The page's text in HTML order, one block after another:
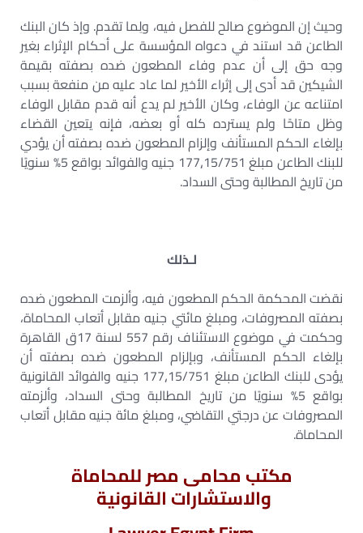
وحيث إن الموضوع صالح للفصل فيه، ولِما تقدم. وإذ كان البنك
الطاعن قد استند في دعواه المؤسسة على أحكام الإثراء بغير
وجه حق إلى أن عدم وفاء المطعون ضده بصفته بقيمة
الشيكين قد أدى إلى إثراء الأخير لما عاد عليه من منفعة بسبب
امتناعه عن الوفاء، وكان الأخير لم يدع أنه قدم مقابل الوفاء
وظل متاحًا ولم يسترده كله أو بعضه، فإنه يتعين القضاء
بإلغاء الحكم المستأنف وإلزام المطعون ضده بصفته أن يؤدي
للبنك الطاعن مبلغ 15/751‚177 جنيه والفوائد بواقع 5% سنويًا
من تاريخ المطالبة وحتى السداد.
لـذلك
نقضت المحكمة الحكم المطعون فيه، وألزمت المطعون ضده
بصفته المصروفات، ومبلغ مائتي جنيه مقابل أتعاب المحاماة،
وحكمت في موضوع الاستئناف رقم 557 لسنة 17ق القاهرة
بإلغاء الحكم المستأنف، وبإلزام المطعون ضده بصفته أن
يؤدى للبنك الطاعن مبلغ 15/751‚177 جنيه والفوائد القانونية
بواقع 5% سنويًا من تاريخ المطالبة وحتى السداد، وألزمته
المصروفات عن درجتي التقاضي، ومبلغ مائة جنيه مقابل أتعاب
المحاماة.
مكتب محامى مصر للمحاماة
والاستشارات القانونية